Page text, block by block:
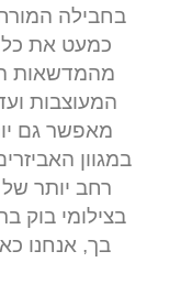
כמעט את כל
מהמדשאות
המעוצבות
מאפשר גם
במגוון
רחב יותר
בצילומי בוק
בך, אנחנו